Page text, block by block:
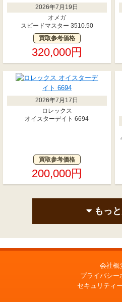
2026年7月19日
オメガ
スピードマスター 3510.50
買取参考価格
320,000円
2026年7月17日
ロレックス
オイスターデイト 6694
買取参考価格
200,000円
もっ
会社概
プライバシー
セキュリティ